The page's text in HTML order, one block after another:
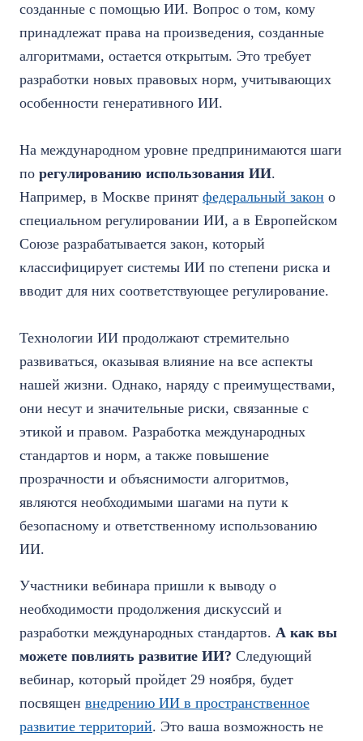
созданные с помощью ИИ. Вопрос о том, кому
принадлежат права на произведения, созданные
алгоритмами, остается открытым. Это требует
разработки новых правовых норм, учитывающих
особенности генеративного ИИ.
На международном уровне предпринимаются шаги
по регулированию использования ИИ.
Например, в Москве принят федеральный закон о
специальном регулировании ИИ, а в Европейском
Союзе разрабатывается закон, который
классифицирует системы ИИ по степени риска и
вводит для них соответствующее регулирование.
Технологии ИИ продолжают стремительно
развиваться, оказывая влияние на все аспекты
нашей жизни. Однако, наряду с преимуществами,
они несут и значительные риски, связанные с
этикой и правом. Разработка международных
стандартов и норм, а также повышение
прозрачности и объяснимости алгоритмов,
являются необходимыми шагами на пути к
безопасному и ответственному использованию
ИИ.
Участники вебинара пришли к выводу о
необходимости продолжения дискуссий и
разработки международных стандартов. А как вы
можете повлиять развитие ИИ? Следующий
вебинар, который пройдет 29 ноября, будет
посвящен внедрению ИИ в пространственное
развитие территорий. Это ваша возможность не